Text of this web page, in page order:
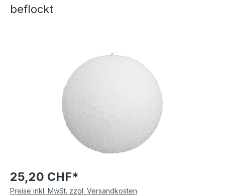
beflockt
25,20 CHF*
Preise inkl. MwSt. zzgl. Versandkosten